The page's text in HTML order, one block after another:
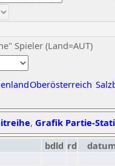
Spieler (Land=AUT)
Oberösterreich
, Grafik Partie-
bdld rd